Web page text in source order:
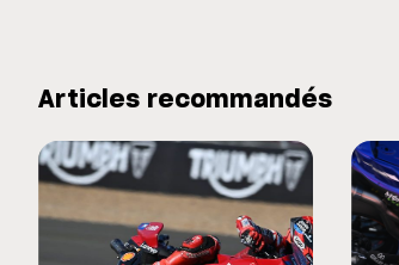
Articles recommandés